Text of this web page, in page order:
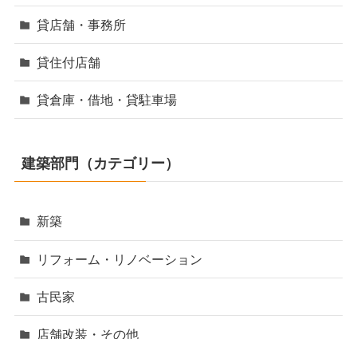
貸店舗・事務所
貸住付店舗
貸倉庫・借地・貸駐車場
建築部門（カテゴリー）
新築
リフォーム・リノベーション
古民家
店舗改装・その他